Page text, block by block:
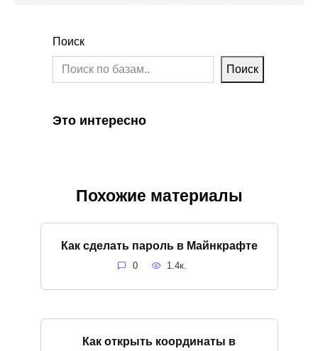
Поиск
Поиск
Это интересно
Похожие материалы
Как сделать пароль в Майнкрафте
0 1.4к.
Как открыть координаты в